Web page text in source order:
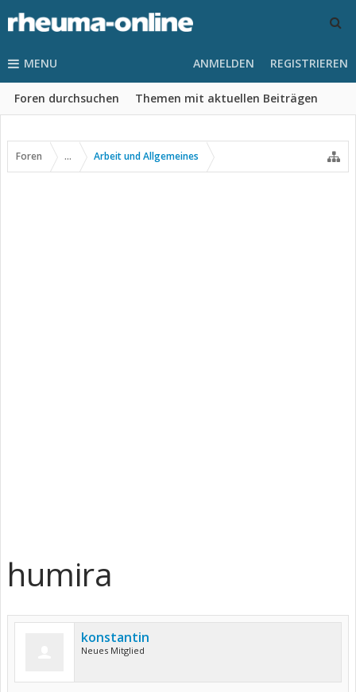
MENU
Foren durchsuchen Themen mit aktuellen Beiträgen
ANMELDEN REGISTRIEREN
Foren ... Arbeit und Allgemeines
humira
konstantin
Neues Mitglied